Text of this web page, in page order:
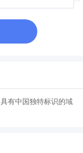
有中国独特标识的域